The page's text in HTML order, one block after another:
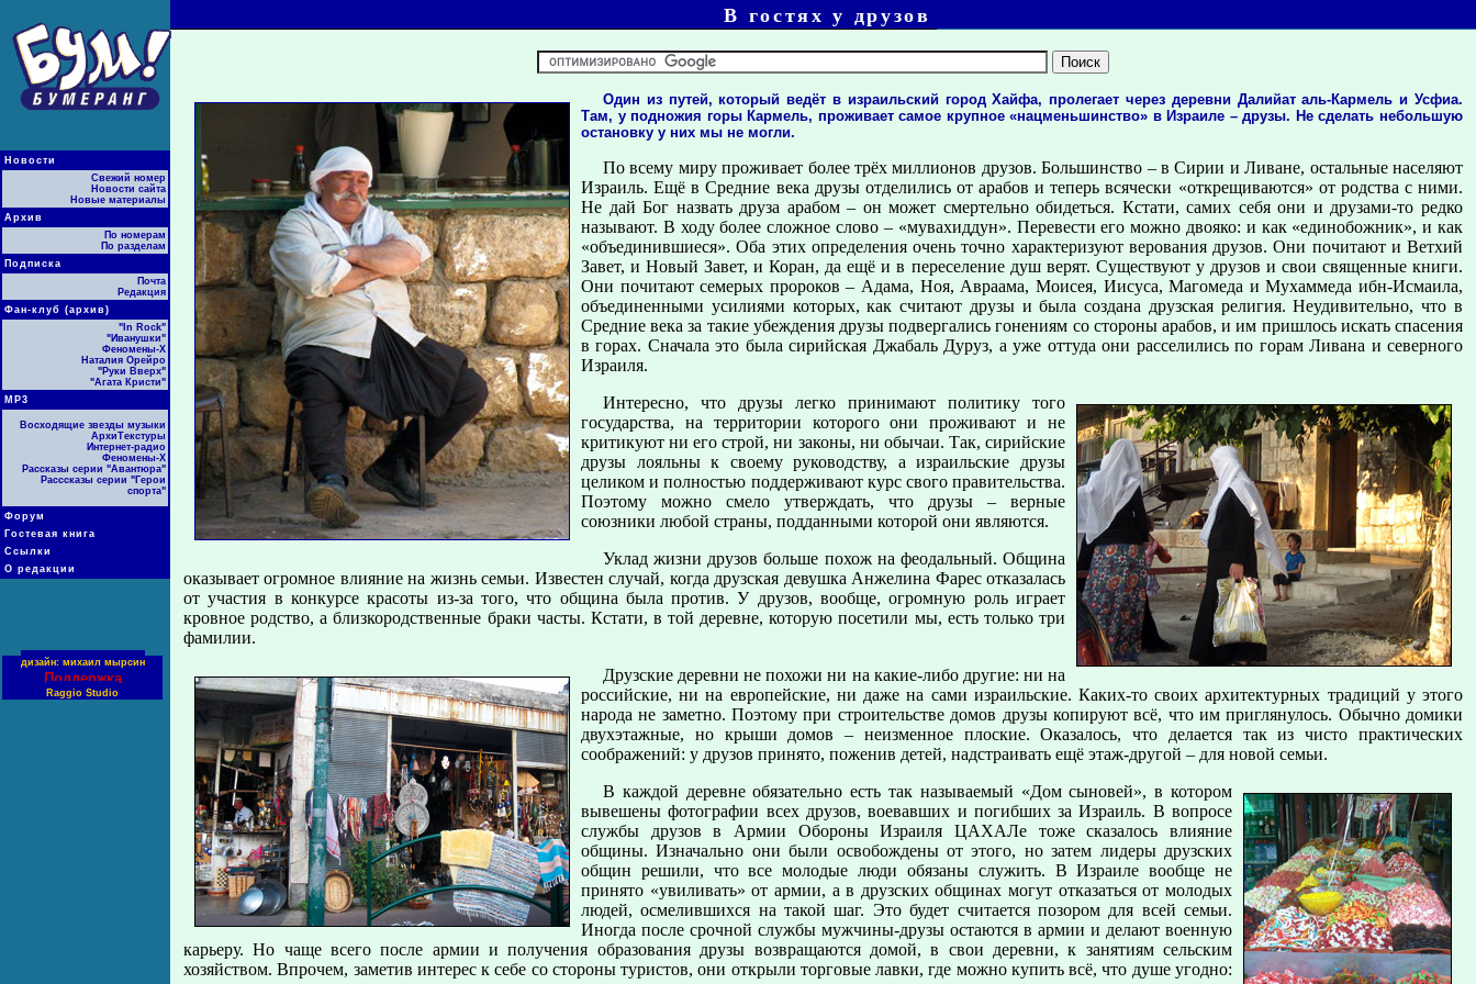
Новости
Свежий номер
Новости сайта
Новые материалы
Архив
По номерам
По разделам
Подписка
Почта
Редакция
Фан-клуб (архив)
"In Rock"
"Иванушки"
Феномены-Х
Наталия Орейро
"Руки Вверх"
"Агата Кристи"
МР3
Восходящие звезды музыки
АрхиТекстуры
Интернет-радио
Феномены-Х
Рассказы серии "Авантюра"
Расссказы серии "Герои
спорта"
Форум
Гостевая книга
Ссылки
О редакции
дизайн: михаил мырсин
Поддержка
Raggio Studio
В гостях у друзов
Один из путей, который ведёт в израильский город Хайфа, пролегает через деревни Далийат аль-Кармель и Усфиа.
Там, у подножия горы Кармель, проживает самое крупное «нацменьшинство» в Израиле – друзы. Не сделать небольшую
остановку у них мы не могли.
По всему миру проживает более трёх миллионов друзов. Большинство – в Сирии и Ливане, остальные населяют
Израиль. Ещё в Средние века друзы отделились от арабов и теперь всячески «открещиваются» от родства с ними.
Не дай Бог назвать друза арабом – он может смертельно обидеться. Кстати, самих себя они и друзами-то редко
называют. В ходу более сложное слово – «мувахиддун». Перевести его можно двояко: и как «единобожник», и как
«объединившиеся». Оба этих определения очень точно характеризуют верования друзов. Они почитают и Ветхий
Завет, и Новый Завет, и Коран, да ещё и в переселение душ верят. Существуют у друзов и свои священные книги.
Они почитают семерых пророков – Адама, Ноя, Авраама, Моисея, Иисуса, Магомеда и Мухаммеда ибн-Исмаила,
объединенными усилиями которых, как считают друзы и была создана друзская религия. Неудивительно, что в
Средние века за такие убеждения друзы подвергались гонениям со стороны арабов, и им пришлось искать спасения
в горах. Сначала это была сирийская Джабаль Дуруз, а уже оттуда они расселились по горам Ливана и северного
Израиля.
Интересно, что друзы легко принимают политику того
государства, на территории которого они проживают и не
критикуют ни его строй, ни законы, ни обычаи. Так, сирийские
друзы лояльны к своему руководству, а израильские друзы
целиком и полностью поддерживают курс свого правительства.
Поэтому можно смело утверждать, что друзы – верные
союзники любой страны, подданными которой они являются.
Уклад жизни друзов больше похож на феодальный. Община
оказывает огромное влияние на жизнь семьи. Известен случай, когда друзская девушка Анжелина Фарес отказалась
от участия в конкурсе красоты из-за того, что община была против. У друзов, вообще, огромную роль играет
кровное родство, а близкородственные браки часты. Кстати, в той деревне, которую посетили мы, есть только три
фамилии.
Друзские деревни не похожи ни на какие-либо другие: ни на
российские, ни на европейские, ни даже на сами израильские. Каких-то своих архитектурных традиций у этого
народа не заметно. Поэтому при строительстве домов друзы копируют всё, что им приглянулось. Обычно домики
двухэтажные, но крыши домов – неизменное плоские. Оказалось, что делается так из чисто практических
соображений: у друзов принято, поженив детей, надстраивать ещё этаж-другой – для новой семьи.
В каждой деревне обязательно есть так называемый «Дом сыновей», в котором
вывешены фотографии всех друзов, воевавших и погибших за Израиль. В вопросе
службы друзов в Армии Обороны Израиля ЦАХАЛе тоже сказалось влияние
общины. Изначально они были освобождены от этого, но затем лидеры друзских
общин решили, что все молодые люди обязаны служить. В Израиле вообще не
принято «увиливать» от армии, а в друзских общинах могут отказаться от молодых
людей, осмелившихся на такой шаг. Это будет считается позором для всей семьи.
Иногда после срочной службы мужчины-друзы остаются в армии и делают военную
карьеру. Но чаще всего после армии и получения образования друзы возвращаются домой, в свои деревни, к занятиям сельским
хозяйством. Впрочем, заметив интерес к себе со стороны туристов, они открыли торговые лавки, где можно купить всё, что душе угодно: